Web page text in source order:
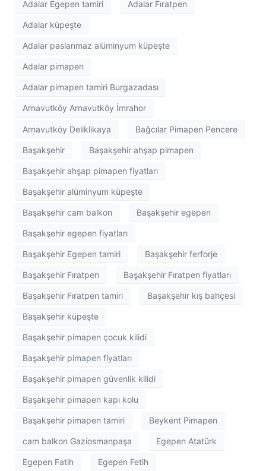
Adalar Egepen tamiri Adalar Fıratpen
Adalar küpeşte
Adalar paslanmaz alüminyum küpeşte
Adalar pimapen
Adalar pimapen tamiri Burgazadası
Arnavutköy Arnavutköy İmrahor
Arnavutköy Deliklikaya Bağcılar Pimapen Pencere
Başakşehir Başakşehir ahşap pimapen
Başakşehir ahşap pimapen fiyatları
Başakşehir alüminyum küpeşte
Başakşehir cam balkon Başakşehir egepen
Başakşehir egepen fiyatları
Başakşehir Egepen tamiri Başakşehir ferforje
Başakşehir Fıratpen Başakşehir Fıratpen fiyatları
Başakşehir Fıratpen tamiri Başakşehir kış bahçesi
Başakşehir küpeşte
Başakşehir pimapen çocuk kilidi
Başakşehir pimapen fiyatları
Başakşehir pimapen güvenlik kilidi
Başakşehir pimapen kapı kolu
Başakşehir pimapen tamiri Beykent Pimapen
cam balkon Gaziosmanpaşa Egepen Atatürk
Egepen Fatih Egepen Fetih